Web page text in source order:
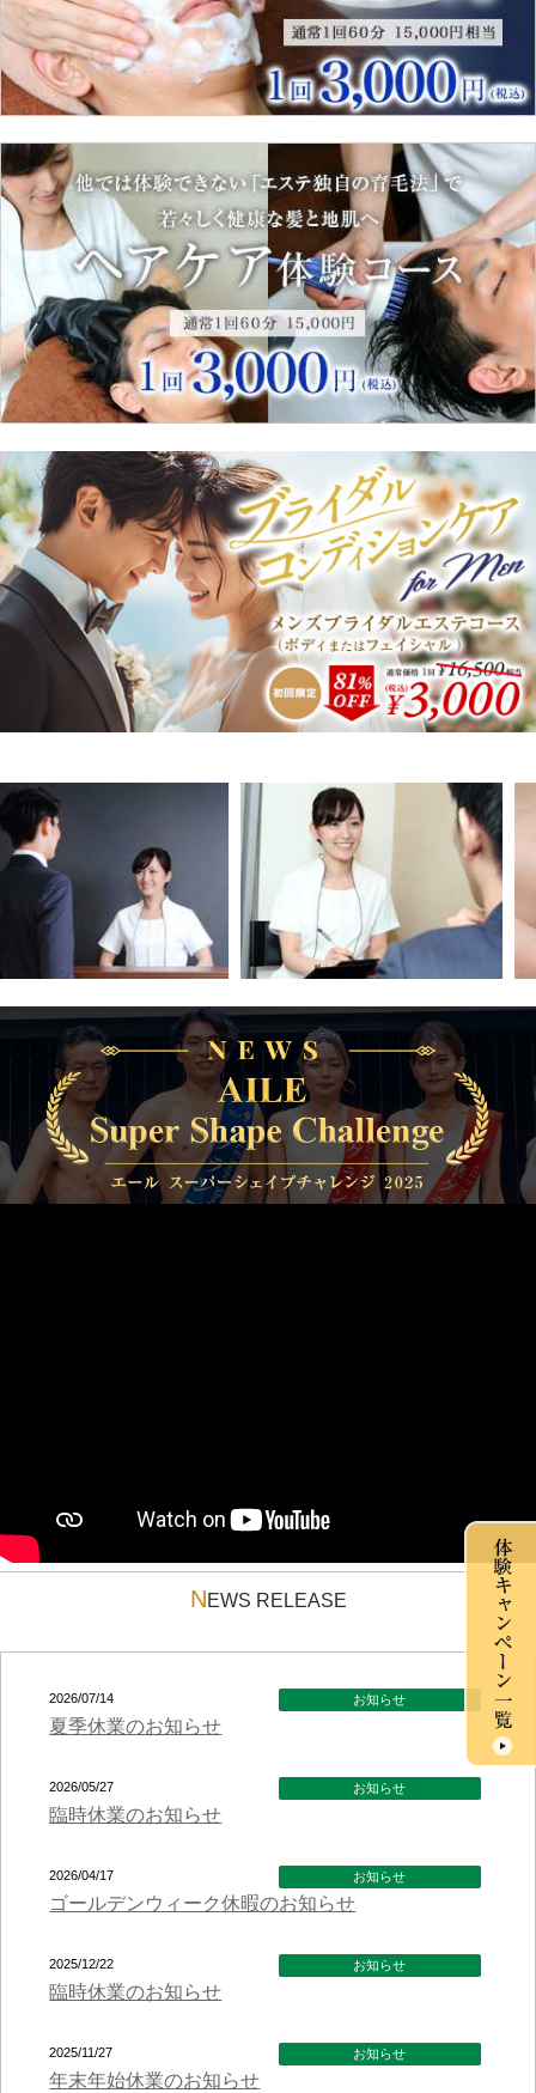
NEWS RELEASE
2026/07/14 お知らせ
夏季休業のお知らせ
2026/05/27 お知らせ
臨時休業のお知らせ
2026/04/17 お知らせ
ゴールデンウィーク休暇のお知らせ
2025/12/22 お知らせ
臨時休業のお知らせ
2025/11/27 お知らせ
年末年始休業のお知らせ